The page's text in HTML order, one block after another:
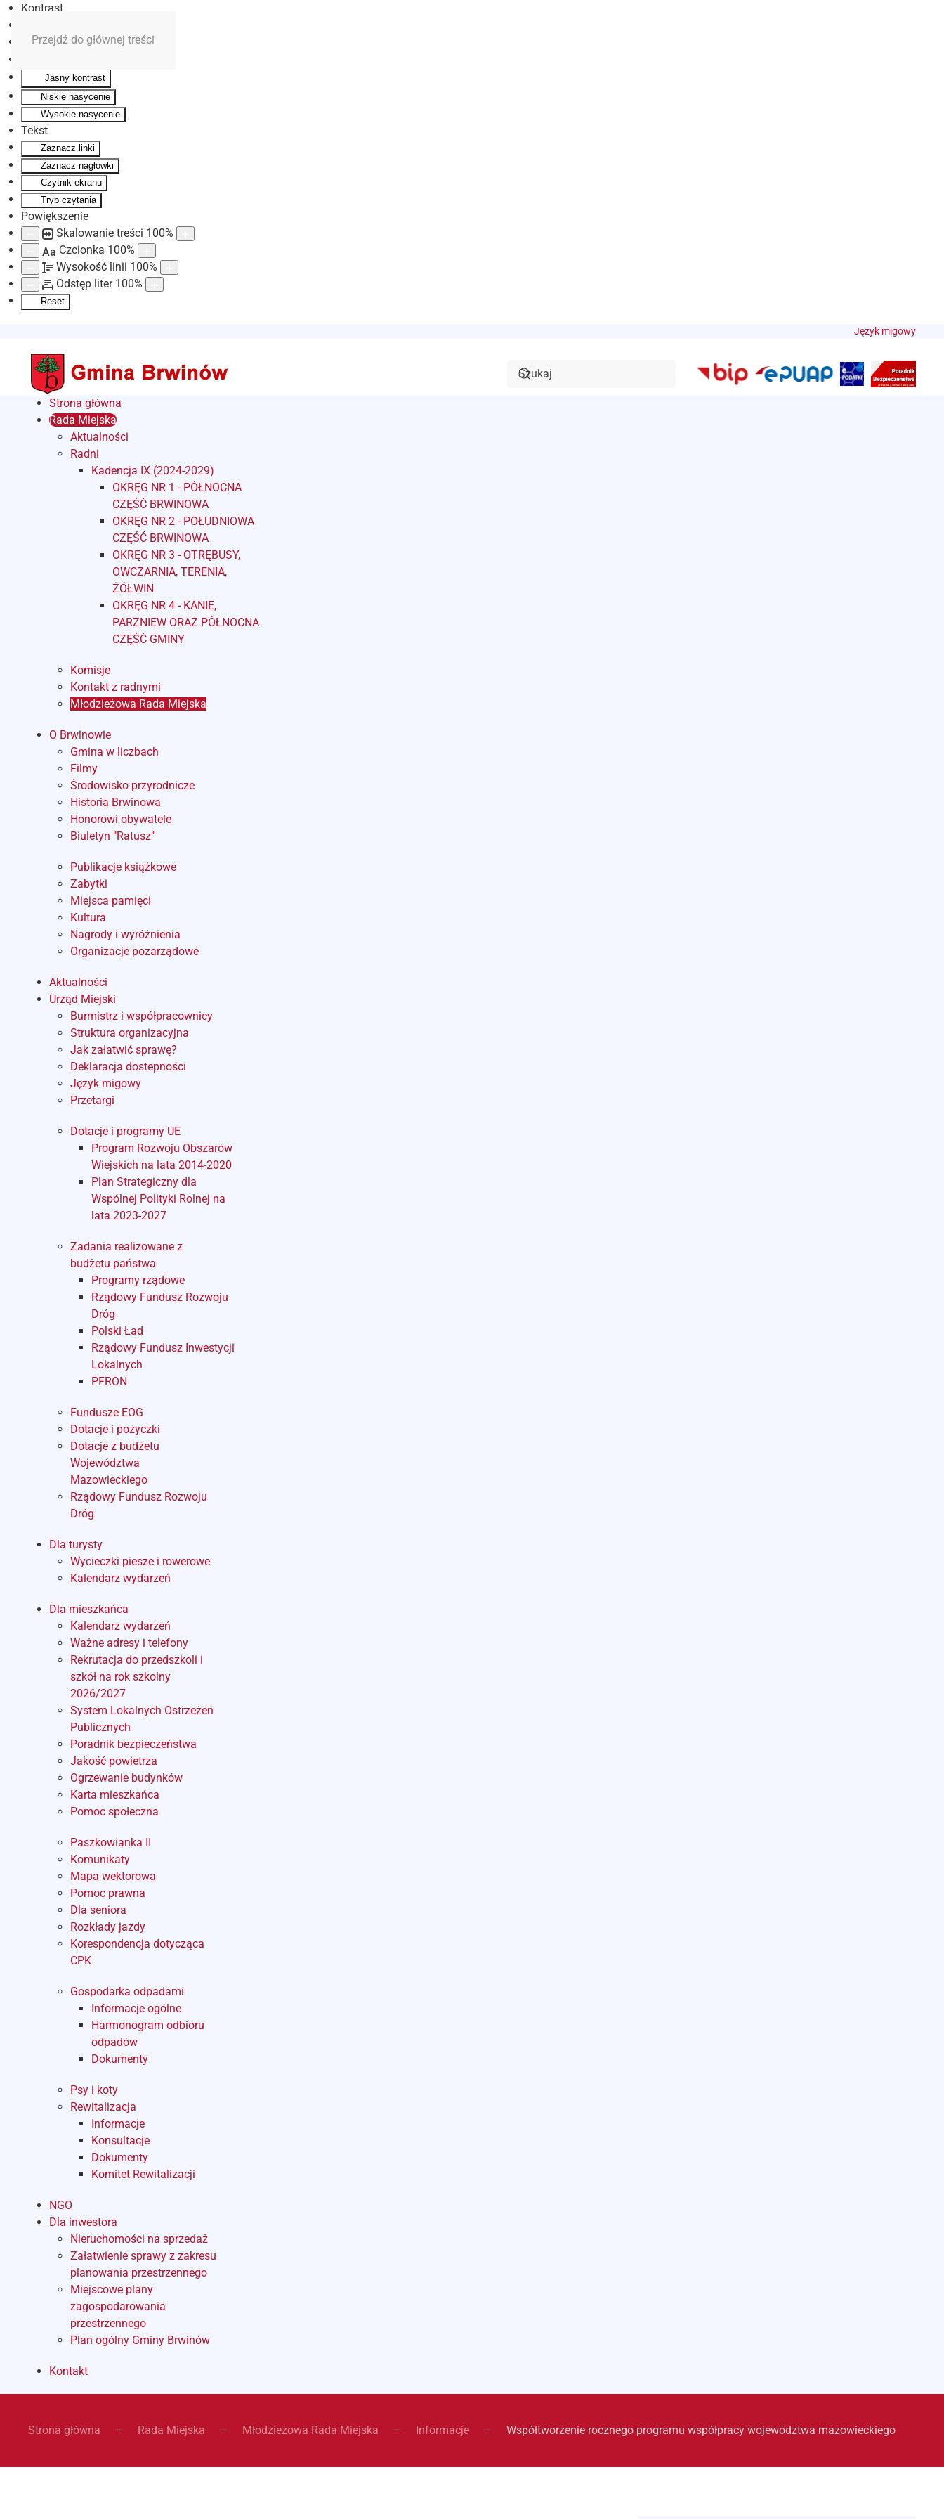
Kontrast
Monochromatyczny
Jasny kontrast
Niskie nasycenie
Wysokie nasycenie
Tekst
Zaznacz linki
Zaznacz nagłówki
Czytnik ekranu
Tryb czytania
Powiększenie
Skalowanie treści 100%
Aa Czcionka 100%
Wysokość linii 100%
Odstęp liter 100%
Reset
Przejdź do głównej treści
Język migowy
Strona główna
Rada Miejska
Aktualności
Radni
Kadencja IX (2024-2029)
OKRĘG NR 1 - PÓŁNOCNA
CZĘŚĆ BRWINOWA
OKRĘG NR 2 - POŁUDNIOWA
CZĘŚĆ BRWINOWA
OKRĘG NR 3 - OTRĘBUSY,
OWCZARNIA, TERENIA,
ŻÓŁWIN
OKRĘG NR 4 - KANIE,
PARZNIEW ORAZ PÓŁNOCNA
CZĘŚĆ GMINY
Komisje
Kontakt z radnymi
Młodzieżowa Rada Miejska
O Brwinowie
Gmina w liczbach
Filmy
Środowisko przyrodnicze
Historia Brwinowa
Honorowi obywatele
Biuletyn "Ratusz"
Publikacje książkowe
Zabytki
Miejsca pamięci
Kultura
Nagrody i wyróżnienia
Organizacje pozarządowe
Aktualności
Urząd Miejski
Burmistrz i współpracownicy
Struktura organizacyjna
Jak załatwić sprawę?
Deklaracja dostepności
Język migowy
Przetargi
Dotacje i programy UE
Program Rozwoju Obszarów
Wiejskich na lata 2014-2020
Plan Strategiczny dla
Wspólnej Polityki Rolnej na
lata 2023-2027
Zadania realizowane z
budżetu państwa
Programy rządowe
Rządowy Fundusz Rozwoju
Dróg
Polski Ład
Rządowy Fundusz Inwestycji
Lokalnych
PFRON
Fundusze EOG
Dotacje i pożyczki
Dotacje z budżetu
Województwa
Mazowieckiego
Rządowy Fundusz Rozwoju
Dróg
Dla turysty
Wycieczki piesze i rowerowe
Kalendarz wydarzeń
Dla mieszkańca
Kalendarz wydarzeń
Ważne adresy i telefony
Rekrutacja do przedszkoli i
szkół na rok szkolny
2026/2027
System Lokalnych Ostrzeżeń
Publicznych
Poradnik bezpieczeństwa
Jakość powietrza
Ogrzewanie budynków
Karta mieszkańca
Pomoc społeczna
Paszkowianka II
Komunikaty
Mapa wektorowa
Pomoc prawna
Dla seniora
Rozkłady jazdy
Korespondencja dotycząca
CPK
Gospodarka odpadami
Informacje ogólne
Harmonogram odbioru
odpadów
Dokumenty
Psy i koty
Rewitalizacja
Informacje
Konsultacje
Dokumenty
Komitet Rewitalizacji
NGO
Dla inwestora
Nieruchomości na sprzedaż
Załatwienie sprawy z zakresu
planowania przestrzennego
Miejscowe plany
zagospodarowania
przestrzennego
Plan ogólny Gminy Brwinów
Kontakt
Strona główna Rada Miejska Młodzieżowa Rada Miejska Informacje Współtworzenie rocznego programu współpracy województwa mazowieckiego